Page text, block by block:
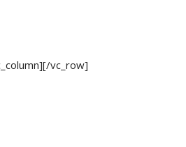
vc_row]